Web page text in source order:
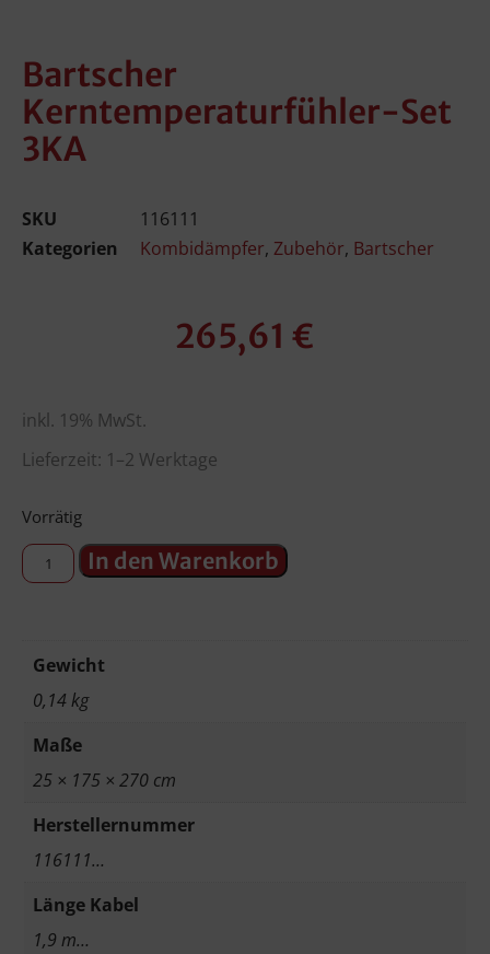
Bartscher
Kerntemperaturfühler-Set
3KA
SKU
116111
Kategorien
Kombidämpfer, Zubehör, Bartscher
265,61 €
inkl. 19% MwSt.
Lieferzeit: 1–2 Werktage
Vorrätig
In den Warenkorb
Gewicht
0,14 kg
Maße
25 × 175 × 270 cm
Herstellernummer
116111…
Länge Kabel
1,9 m…